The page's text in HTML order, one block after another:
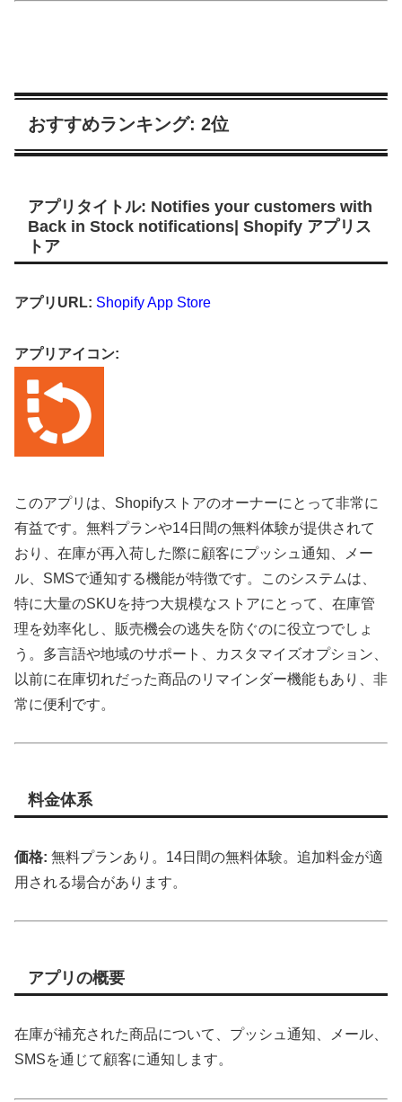
おすすめランキング: 2位
アプリタイトル: Notifies your customers with
Back in Stock notifications| Shopify アプリス
トア
アプリURL: Shopify App Store
アプリアイコン:
このアプリは、Shopifyストアのオーナーにとって非常に
有益です。無料プランや14日間の無料体験が提供されて
おり、在庫が再入荷した際に顧客にプッシュ通知、メー
ル、SMSで通知する機能が特徴です。このシステムは、
特に大量のSKUを持つ大規模なストアにとって、在庫管
理を効率化し、販売機会の逃失を防ぐのに役立つでしょ
う。多言語や地域のサポート、カスタマイズオプション、
以前に在庫切れだった商品のリマインダー機能もあり、非
常に便利です。
料金体系
価格: 無料プランあり。14日間の無料体験。追加料金が適
用される場合があります。
アプリの概要
在庫が補充された商品について、プッシュ通知、メール、
SMSを通じて顧客に通知します。